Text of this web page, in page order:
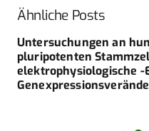
Ähnliche Posts
Untersuchungen an
pluripotenten
elektrophysiologische -